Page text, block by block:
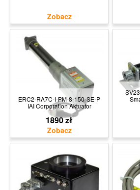
ERC2-RA7C-I-PM-8-150-SE-P
IAI Corporation Aktuator
1890 zł